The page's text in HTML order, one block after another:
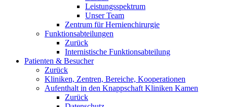
Leistungsspektrum
Unser Team
Zentrum für Hernienchirurgie
Funktionsabteilungen
Zurück
Internistische Funktionsabteilung
Patienten & Besucher
Zurück
Kliniken, Zentren, Bereiche, Kooperationen
Aufenthalt in den Knappschaft Kliniken Kamen
Zurück